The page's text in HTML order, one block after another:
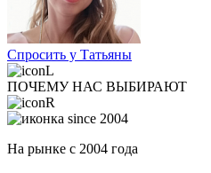
Спросить у Татьяны
ПОЧЕМУ НАС ВЫБИРАЮТ
На рынке с 2004 года